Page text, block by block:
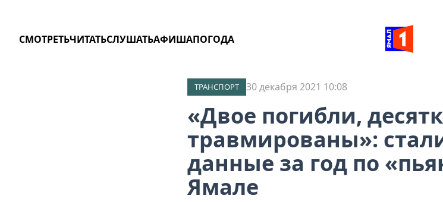
СМОТРЕТЬЧИТАТЬСЛУШАТЬАФИШАПОГОДА
ТРАНСПОРТ 30 декабря 2021 10:08
«Двое погибли,
травмированы»:
данные за год по
Ямале